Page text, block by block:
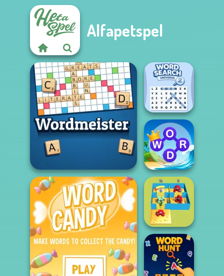
Alfapetspel
Wordmeister
Word Search
Universe 2
Word Connect
Puzzle
Alphabet Lore
Maze